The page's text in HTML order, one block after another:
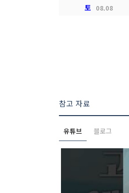
토 08.08
참고 자료
유튜브 블로그